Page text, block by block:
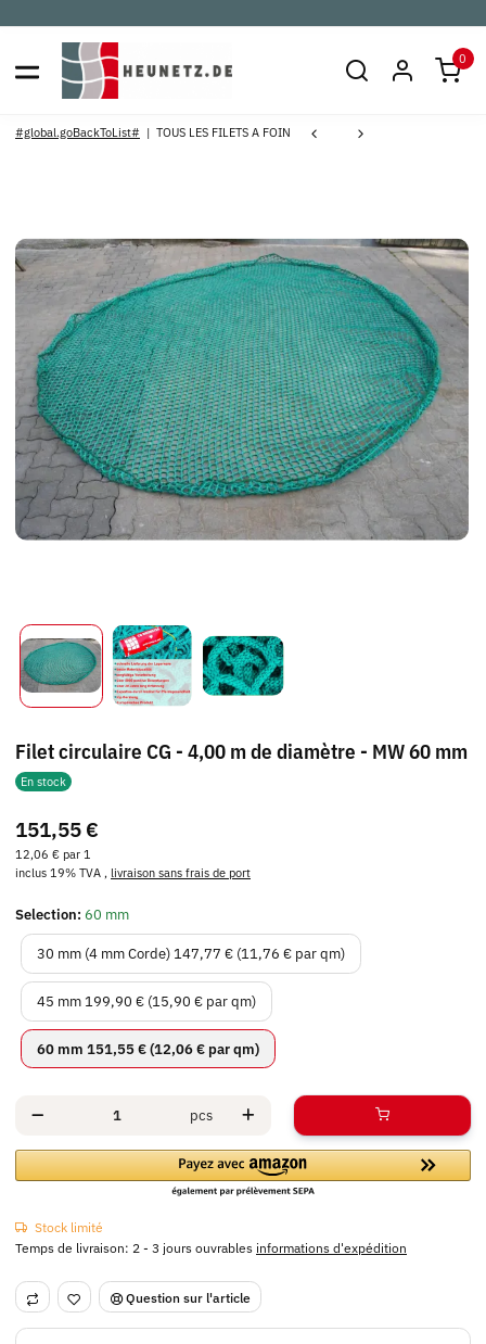
0
#global.goBackToList# TOUS LES FILETS A FOIN
Filet circulaire CG - 4,00 m de diamètre - MW 60 mm
En stock
151,55 €
12,06 € par 1
inclus 19% TVA , livraison sans frais de port
Selection: 60 mm
30 mm (4 mm Corde) 30 mm (4 mm Corde)
147,77 € (11,76 € par qm)
45 mm 45 mm
199,90 € (15,90 € par qm)
60 mm 60 mm
151,55 € (12,06 € par qm)
pcs
Stock limité
Temps de livraison: 2 - 3 jours ouvrables informations d'expédition
Question sur l'article